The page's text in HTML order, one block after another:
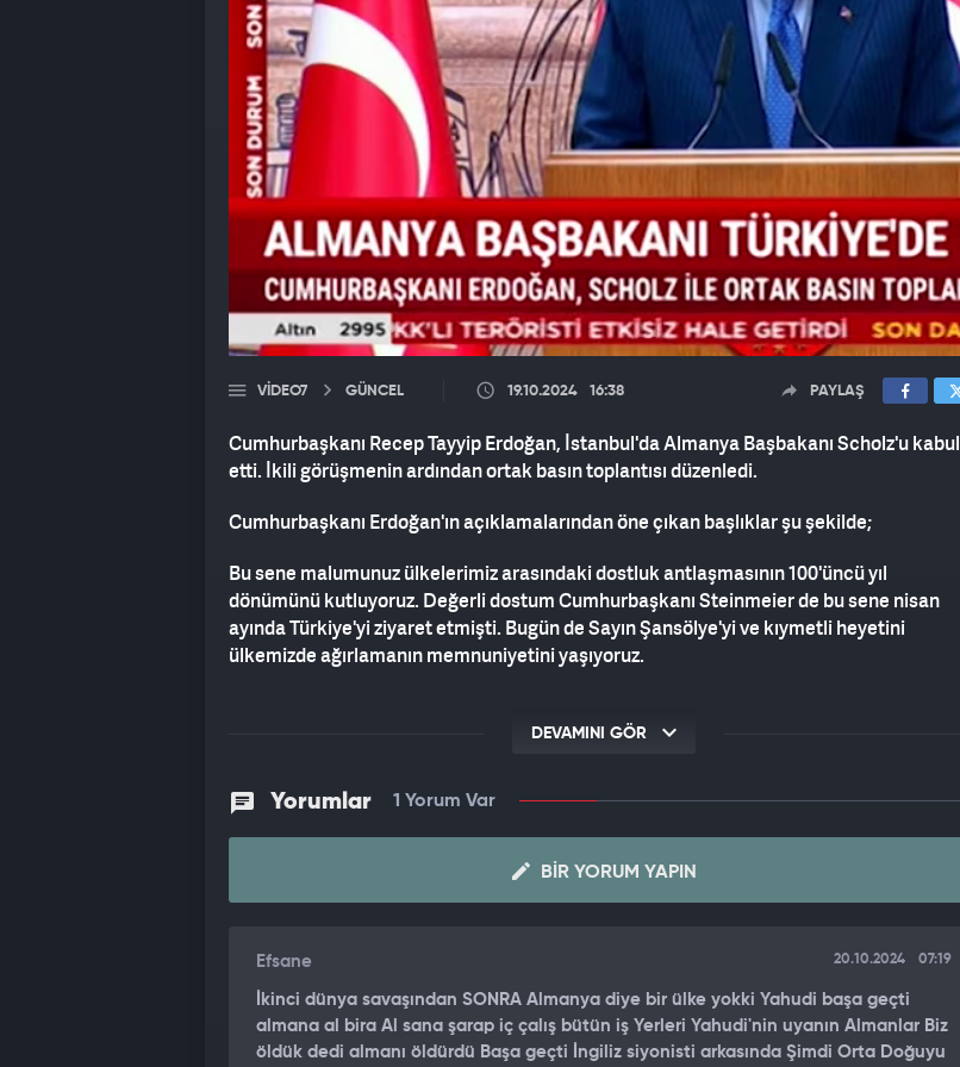
VIDEO7 GÜNCEL 19.10.2024 16:38 PAYLAŞ
Cumhurbaşkanı Recep Tayyip Erdoğan, İstanbul'da Almanya Başbakanı Scholz'u kabul
etti. İkili görüşmenin ardından ortak basın toplantısı düzenledi.
Cumhurbaşkanı Erdoğan'ın açıklamalarından öne çıkan başlıklar şu şekilde;
Bu sene malumunuz ülkelerimiz arasındaki dostluk antlaşmasının 100'üncü yıl
dönümünü kutluyoruz. Değerli dostum Cumhurbaşkanı Steinmeier de bu sene nisan
ayında Türkiye'yi ziyaret etmişti. Bugün de Sayın Şansölye'yi ve kıymetli heyetini
ülkemizde ağırlamanın memnuniyetini yaşıyoruz.
ilişkilere sahibiz. Son dönemde ülkelerimiz arasında gerçekleşen üst düzeyli ziyaretler
menfaatlerimizdir. Almanya'da nüfusu 3,5 milyonu geçen Türk toplumu yaşıyor. Her yıl
ülkemizi 6 milyonun aşkın Alman turist ziyaret ediyor. Tabii biz bu sayının daha da
artmasını temenni ediyoruz.
HEDEF 60 MİLYAR DOLAR
zengin gündem üzerine inşa ettik. Ülkelerimiz arasındaki ilişkileri tüm boyutlarıyla
kapsamlı şekilde ele aldık. İkili ticaretimiz 50 milyar dolara ulaştı. Hedefimiz ise 60
milyar dolara ulaşmak. Bu hedefi gerçekleştirmek için gayretlerimizi artırmış
bulunuyoruz.
DEVAMINI GÖR
Yorumlar 1 Yorum Var
BIR YORUM YAPIN
Efsane 20.10.2024 07:19
İkinci dünya savaşından SONRA Almanya diye bir ülke yokki Yahudi başa geçti
almana al bira Al sana şarap iç çalış bütün iş Yerleri Yahudi'nin uyanın Almanlar Biz
öldük dedi almanı öldürdü Başa geçti İngiliz siyonisti arkasında Şimdi Orta Doğuyu